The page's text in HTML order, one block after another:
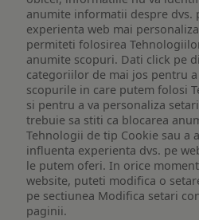
anumite informatii despre dvs.
experienta web mai
permiteti folosirea
anumite scopuri. Dati click pe
categoriilor de mai jos pentru
scopurile in care putem folosi
si pentru a va personaliza
trebuie sa stiti ca blocarea
Tehnologii de tip Cookie sau a
influenta experienta dvs. pe
le putem oferi. In orice
website, puteti modifica o
pe sectiunea Modifica setari
paginii.